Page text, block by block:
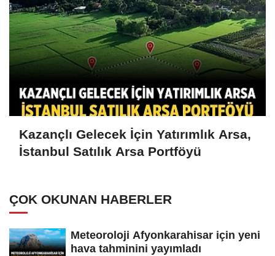
Kazançlı Gelecek İçin Yatırımlık Arsa,
İstanbul Satılık Arsa Portföyü
ÇOK OKUNAN HABERLER
Meteoroloji Afyonkarahisar için yeni
hava tahminini yayımladı